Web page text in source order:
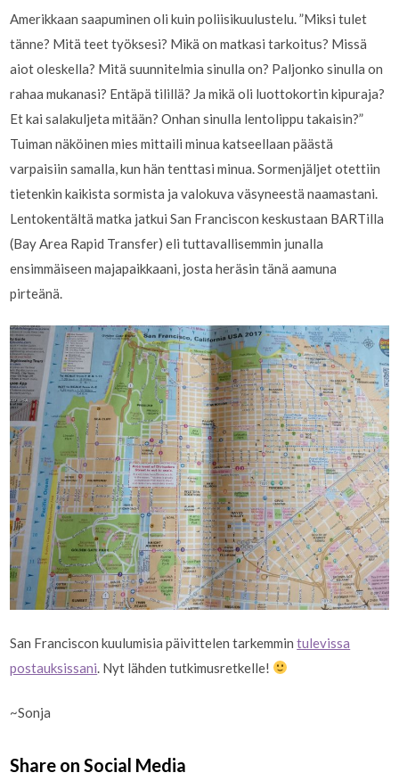
Amerikkaan saapuminen oli kuin poliisikuulustelu. ”Miksi tulet
tänne? Mitä teet työksesi? Mikä on matkasi tarkoitus? Missä
aiot oleskella? Mitä suunnitelmia sinulla on? Paljonko sinulla on
rahaa mukanasi? Entäpä tilillä? Ja mikä oli luottokortin kipuraja?
Et kai salakuljeta mitään? Onhan sinulla lentolippu takaisin?”
Tuiman näköinen mies mittaili minua katseellaan päästä
varpaisiin samalla, kun hän tenttasi minua. Sormenjäljet otettiin
tietenkin kaikista sormista ja valokuva väsyneestä naamastani.
Lentokentältä matka jatkui San Franciscon keskustaan BARTilla
(Bay Area Rapid Transfer) eli tuttavallisemmin junalla
ensimmäiseen majapaikkaani, josta heräsin tänä aamuna
pirteänä.
San Franciscon kuulumisia päivittelen tarkemmintulevissa
postauksissani. Nyt lähden tutkimusretkelle!
~Sonja
Share on Social Media